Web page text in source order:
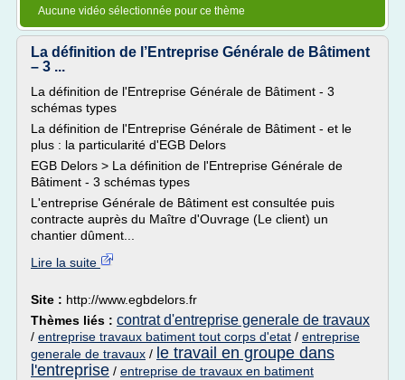
Aucune vidéo sélectionnée pour ce thème
La définition de l’Entreprise Générale de Bâtiment
– 3 ...
La définition de l'Entreprise Générale de Bâtiment - 3
schémas types
La définition de l'Entreprise Générale de Bâtiment - et le
plus : la particularité d'EGB Delors
EGB Delors > La définition de l'Entreprise Générale de
Bâtiment - 3 schémas types
L'entreprise Générale de Bâtiment est consultée puis
contracte auprès du Maître d'Ouvrage (Le client) un
chantier dûment...
Lire la suite
Site : http://www.egbdelors.fr
Thèmes liés : contrat d'entreprise generale de travaux
/ entreprise travaux batiment tout corps d'etat / entreprise
generale de travaux / le travail en groupe dans
l'entreprise / entreprise de travaux en batiment